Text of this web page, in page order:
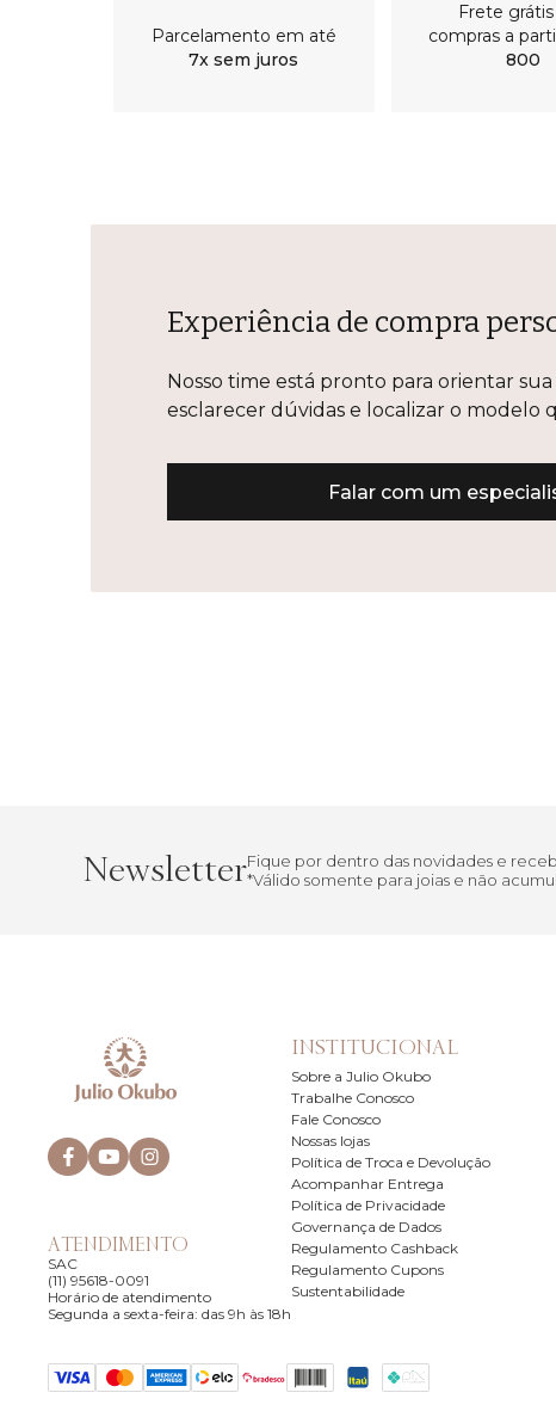
Parcelamento em até
7x sem juros
Frete
compras a
800
Experiência de compra
Nosso time está pronto para orientar sua
esclarecer dúvidas e localizar o modelo
Falar com um
NewsletterFique por dentro das novidades e
*Válido somente para joias e não
ATENDIMENTO
SAC
(11) 95618-0091
Horário de atendimento
Segunda a sexta-feira: das 9h às 18h
INSTITUCIONAL
Sobre a Julio Okubo
Trabalhe Conosco
Fale Conosco
Nossas lojas
Política de Troca e Devolução
Acompanhar Entrega
Política de Privacidade
Governança de Dados
Regulamento Cashback
Regulamento Cupons
Sustentabilidade